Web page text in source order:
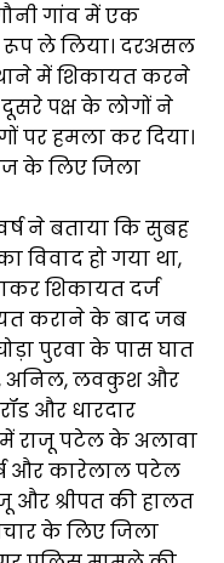
गांव में एक
रूप ले लिया। दरअसल
में शिकायत करने
पक्ष के लोगों ने
पर हमला कर दिया।
के लिए जिला
ने बताया कि सुबह
हो गया था,
शिकायत दर्ज
कराने के बाद जब
पुरवा के पास घात
अनिल, लवकुश और
और धारदार
में राजू पटेल के अलावा
और कारेलाल पटेल
और श्रीपत की हालत
के लिए जिला